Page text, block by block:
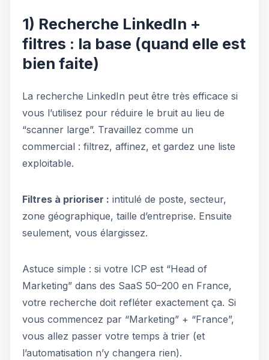
1) Recherche LinkedIn +
filtres : la base (quand elle est
bien faite)
La recherche LinkedIn peut être très efficace si
vous l’utilisez pour réduire le bruit au lieu de
“scanner large”. Travaillez comme un
commercial : filtrez, affinez, et gardez une liste
exploitable.
Filtres à prioriser : intitulé de poste, secteur,
zone géographique, taille d’entreprise. Ensuite
seulement, vous élargissez.
Astuce simple : si votre ICP est “Head of
Marketing” dans des SaaS 50–200 en France,
votre recherche doit refléter exactement ça. Si
vous commencez par “Marketing” + “France”,
vous allez passer votre temps à trier (et
l’automatisation n’y changera rien).